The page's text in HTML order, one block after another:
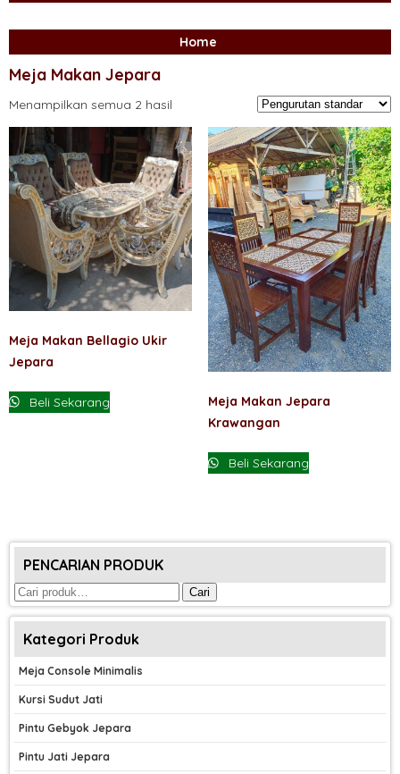
Home
Meja Makan Jepara
Menampilkan semua 2 hasil
Meja Makan Bellagio Ukir
Jepara
Beli Sekarang
Meja Makan Jepara
Krawangan
Beli Sekarang
PENCARIAN PRODUK
Pencarian
untuk:
Cari
Kategori Produk
Meja Console Minimalis
Kursi Sudut Jati
Pintu Gebyok Jepara
Pintu Jati Jepara